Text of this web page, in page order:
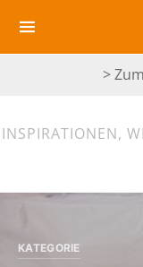
>
INSPIRATIONEN,
KATEGORIE